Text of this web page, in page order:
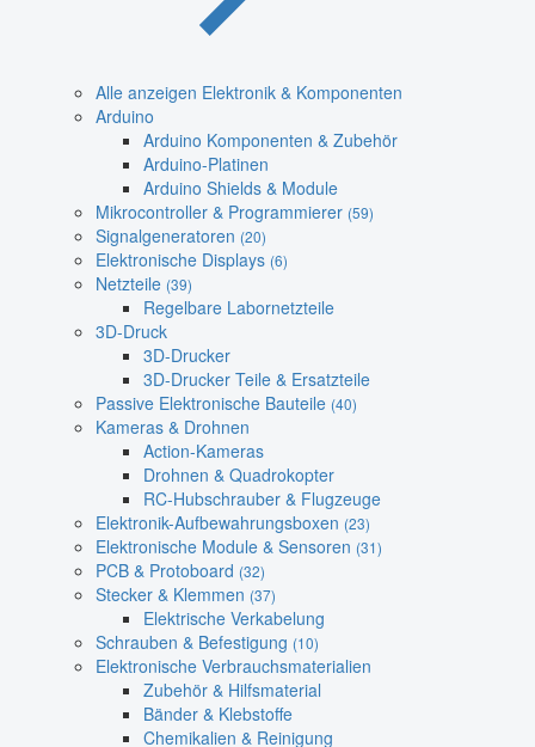
Alle anzeigen Elektronik & Komponenten
Arduino
Arduino Komponenten & Zubehör
Arduino-Platinen
Arduino Shields & Module
Mikrocontroller & Programmierer (59)
Signalgeneratoren (20)
Elektronische Displays (6)
Netzteile (39)
Regelbare Labornetzteile
3D-Druck
3D-Drucker
3D-Drucker Teile & Ersatzteile
Passive Elektronische Bauteile (40)
Kameras & Drohnen
Action-Kameras
Drohnen & Quadrokopter
RC-Hubschrauber & Flugzeuge
Elektronik-Aufbewahrungsboxen (23)
Elektronische Module & Sensoren (31)
PCB & Protoboard (32)
Stecker & Klemmen (37)
Elektrische Verkabelung
Schrauben & Befestigung (10)
Elektronische Verbrauchsmaterialien
Zubehör & Hilfsmaterial
Bänder & Klebstoffe
Chemikalien & Reinigung